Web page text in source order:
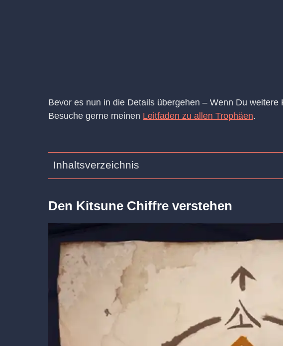
Bevor es nun in die Details übergehen – Wenn Du weitere
Besuche gerne meinen Leitfaden zu allen Trophäen.
Inhaltsverzeichnis
Den Kitsune Chiffre verstehen